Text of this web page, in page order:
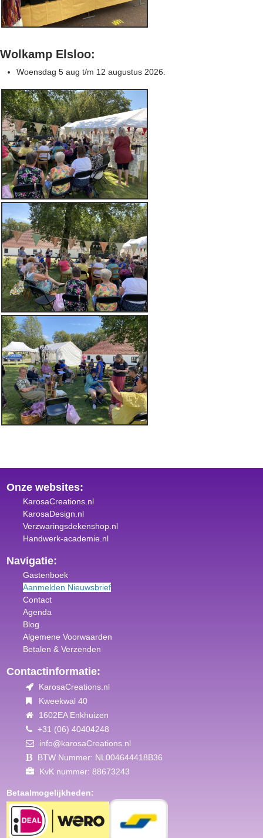
Wolkamp Elsloo:
Woensdag 5 aug t/m 12 augustus 2026.
Onze websites:
KarosaCreations.nl
KarosaDesign.nl
Verzwaringsdekenshop.nl
Handwerk-academie.nl
Navigatie:
Gastenboek
Aanmelden Nieuwsbrief
Contact
Agenda
Blog
Algemene Voorwaarden
Betalen & Verzenden
Contactinformatie:
KarosaCreations.nl
Kweekwal 40
1602EA Enkhuizen
+31 (06) 40404248
info@karosaCreations.nl
BTW Nummer: NL004644418B36
KvK nummer: 88673243
Betaalmogelijkheden: